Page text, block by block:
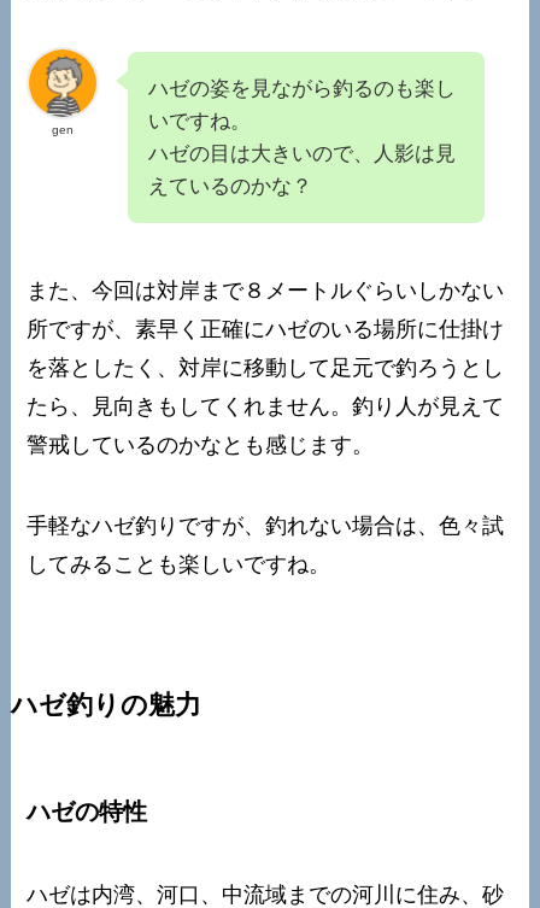
gen
ハゼの姿を見ながら釣るのも楽し
いですね。
ハゼの目は大きいので、人影は見
えているのかな？
また、今回は対岸まで８メートルぐらいしかない
所ですが、素早く正確にハゼのいる場所に仕掛け
を落としたく、対岸に移動して足元で釣ろうとし
たら、見向きもしてくれません。釣り人が見えて
警戒しているのかなとも感じます。
手軽なハゼ釣りですが、釣れない場合は、色々試
してみることも楽しいですね。
ハゼ釣りの魅力
ハゼの特性
ハゼは内湾、河口、中流域までの河川に住み、砂